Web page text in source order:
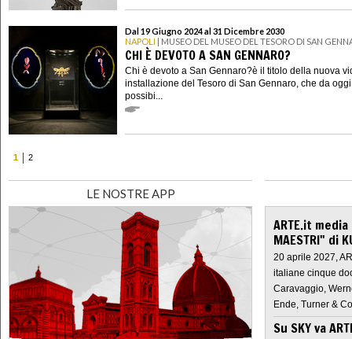
Dal 19 Giugno 2024 al 31 Dicembre 2030
NAPOLI | MUSEO DEL MUSEO DEL TESORO DI SAN
CHI È DEVOTO A SAN GENNARO?
Chi è devoto a San Gennaro?è il titolo della nuova
installazione del Tesoro di San Gennaro, che da
possibi...
1 2
LE NOSTRE APP
ARTE.it
MAESTRI" di
20 aprile 2027,
italiane cinque
Caravaggio,
Ende, Turner &
Su SKY va